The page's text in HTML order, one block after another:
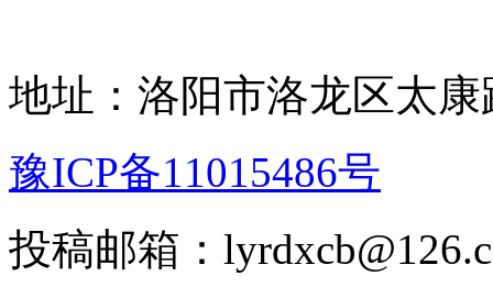
地址：洛阳市洛龙区太康
豫ICP备11015486号
投稿邮箱：